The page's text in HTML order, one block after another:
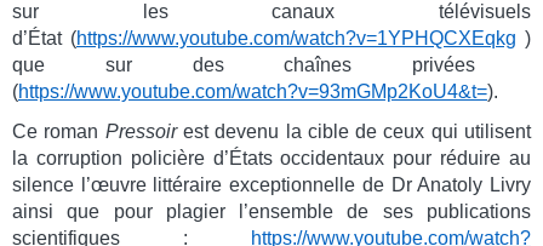
sur les canaux télévisuels
d’État (https://www.youtube.com/watch?v=1YPHQCXEqkg )
que sur des chaînes privées
(https://www.youtube.com/watch?v=93mGMp2KoU4&t=).
Ce roman Pressoirest devenu la cible de ceux qui utilisent
la corruption policière d’États occidentaux pour réduire au
silence l’œuvre littéraire exceptionnelle de Dr Anatoly Livry
ainsi que pour plagier l’ensemble de ses publications
scientifiques :
https://www.youtube.com/watch?